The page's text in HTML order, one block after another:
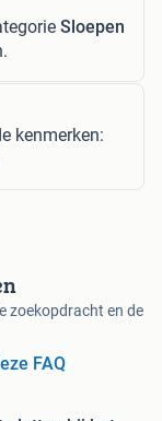
Sloepen
kenmerken:
zoekopdracht en de
FAQ